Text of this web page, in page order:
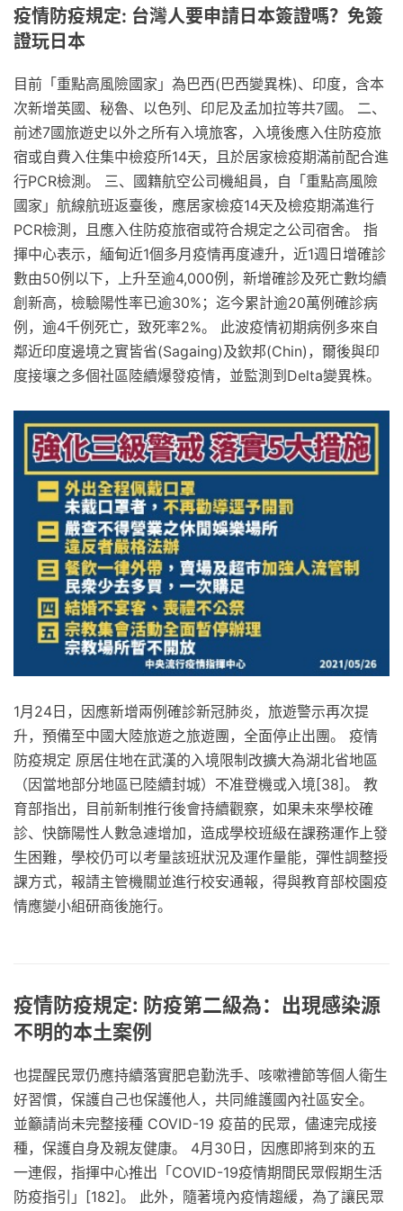
疫情防疫規定: 台灣人要申請日本簽證嗎？免簽
證玩日本
目前「重點高風險國家」為巴西(巴西變異株)、印度，含本
次新增英國、秘魯、以色列、印尼及孟加拉等共7國。 二、
前述7國旅遊史以外之所有入境旅客，入境後應入住防疫旅
宿或自費入住集中檢疫所14天，且於居家檢疫期滿前配合進
行PCR檢測。 三、國籍航空公司機組員，自「重點高風險
國家」航線航班返臺後，應居家檢疫14天及檢疫期滿進行
PCR檢測，且應入住防疫旅宿或符合規定之公司宿舍。 指
揮中心表示，緬甸近1個多月疫情再度遽升，近1週日增確診
數由50例以下，上升至逾4,000例，新增確診及死亡數均續
創新高，檢驗陽性率已逾30%；迄今累計逾20萬例確診病
例，逾4千例死亡，致死率2%。 此波疫情初期病例多來自
鄰近印度邊境之實皆省(Sagaing)及欽邦(Chin)，爾後與印
度接壤之多個社區陸續爆發疫情，並監測到Delta變異株。
1月24日，因應新增兩例確診新冠肺炎，旅遊警示再次提
升，預備至中國大陸旅遊之旅遊團，全面停止出團。 疫情
防疫規定 原居住地在武漢的入境限制改擴大為湖北省地區
（因當地部分地區已陸續封城）不准登機或入境[38]。 教
育部指出，目前新制推行後會持續觀察，如果未來學校確
診、快篩陽性人數急遽增加，造成學校班級在課務運作上發
生困難，學校仍可以考量該班狀況及運作量能，彈性調整授
課方式，報請主管機關並進行校安通報，得與教育部校園疫
情應變小組研商後施行。
疫情防疫規定: 防疫第二級為：出現感染源
不明的本土案例
也提醒民眾仍應持續落實肥皂勤洗手、咳嗽禮節等個人衛生
好習慣，保護自己也保護他人，共同維護國內社區安全。
並籲請尚未完整接種 COVID-19 疫苗的民眾，儘速完成接
種，保護自身及親友健康。 4月30日，因應即將到來的五
一連假，指揮中心推出「COVID-19疫情期間民眾假期生活
防疫指引」[182]。 此外，隨著境內疫情趨緩，為了讓民眾